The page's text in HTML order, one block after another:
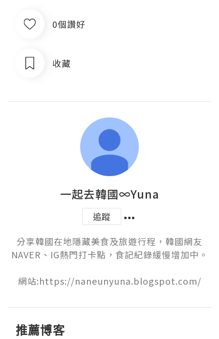
0個讚好
收藏
一起去韓國∞Yuna
追蹤
分享韓國在地隱藏美食及旅遊行程，韓國網友
NAVER、IG熱門打卡點，食記紀錄緩慢增加中。
網站:https://naneunyuna.blogspot.com/
推薦博客